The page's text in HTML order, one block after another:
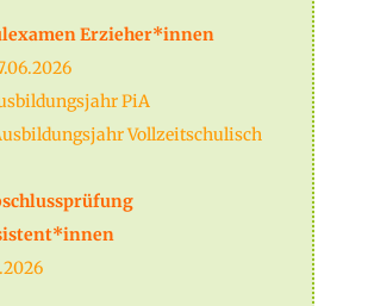
Erzieher*innen
PiA
Vollzeitschulisch